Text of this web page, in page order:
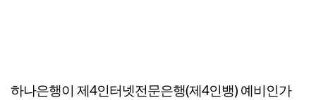
하나은행이 제4인터넷전문은행(제4인뱅) 예비인가